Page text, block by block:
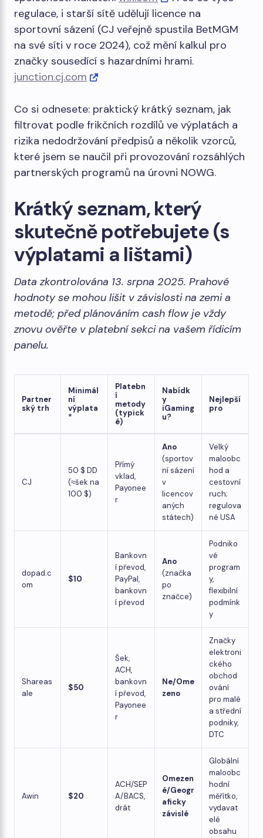
regulace, i starší sítě udělují licence na
sportovní sázení (CJ veřejně spustila BetMGM
na své síti v roce 2024), což mění kalkul pro
značky sousedící s hazardními hrami.
junction.cj.com
Co si odnesete: praktický krátký seznam, jak
filtrovat podle frikčních rozdílů ve výplatách a
rizika nedodržování předpisů a několik vzorců,
které jsem se naučil při provozování rozsáhlých
partnerských programů na úrovni NOWG.
Krátký seznam, který
skutečně potřebujete (s
výplatami a lištami)
Data zkontrolována 13. srpna 2025. Prahové
hodnoty se mohou lišit v závislosti na zemi a
metodě; před plánováním cash flow je vždy
znovu ověřte v platební sekci na vašem řídicím
panelu.
Partner
ský trh
Minimál
ní
výplata
*
Platebn
í
metody
(typick
é)
Nabídk
y
iGaming
u?
Nejlepší
pro
CJ
50 $ DD
(≈šek na
100 $)
Přímý
vklad,
Payonee
r
Ano
(sportov
ní sázení
v
licencov
aných
státech)
Velký
maloobc
hod a
cestovní
ruch;
regulova
né USA
dopad.c
om
$10
Bankovn
í převod,
PayPal,
bankovn
í převod
Ano
(značka
po
značce)
Podniko
vé
program
y,
flexibilní
podmínk
y
Shareas
ale
$50
Šek,
ACH,
bankovn
í převod,
Payonee
r
Ne/Ome
zeno
Značky
elektroni
ckého
obchod
ování
pro malé
a střední
podniky,
DTC
Awin $20
ACH/SEP
A/BACS,
drát
Omezen
é/Geogr
aficky
závislé
Globální
maloobc
hodní
měřítko,
vydavat
elé
obsahu